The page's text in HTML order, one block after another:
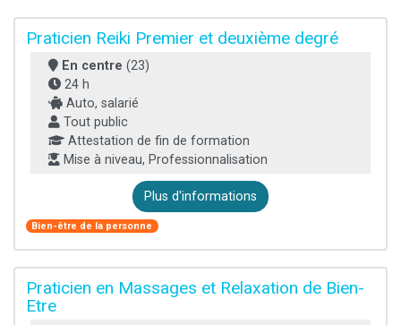
Praticien Reiki Premier et deuxième degré
En centre (23)
24 h
Auto, salarié
Tout public
Attestation de fin de formation
Mise à niveau, Professionnalisation
Plus d'informations
Bien-être de la personne
Praticien en Massages et Relaxation de Bien-
Etre